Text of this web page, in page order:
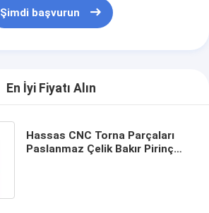
Şimdi başvurun
En İyi Fiyatı Alın
Hassas CNC Torna Parçaları
Paslanmaz Çelik Bakır Pirinç